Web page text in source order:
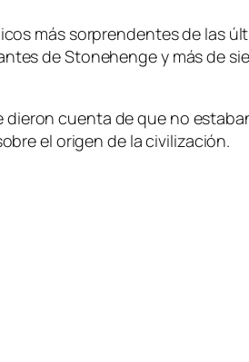
más sorprendentes de las
de Stonehenge y más de
cuenta de que no
el origen de la civilización.